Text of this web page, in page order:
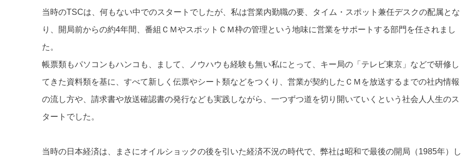
当時のTSCは、何もない中でのスタートでしたが、私は営業内勤職の要、タイム・スポット兼任デスクの配属とな
り、開局前からの約4年間、番組ＣＭやスポットＣＭ枠の管理という地味に営業をサポートする部門を任されまし
た。
帳票類もパソコンもハンコも、まして、ノウハウも経験も無い私にとって、キー局の「テレビ東京」などで研修し
てきた資料類を基に、すべて新しく伝票やシート類などをつくり、営業が契約したＣＭを放送するまでの社内情報
の流し方や、請求書や放送確認書の発行なども実践しながら、一つずつ道を切り開いていくという社会人人生のス
タートでした。
当時の日本経済は、まさにオイルショックの後を引いた経済不況の時代で、弊社は昭和で最後の開局（1985年）し